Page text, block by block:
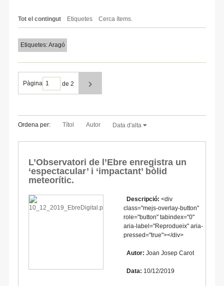
Tot el contingut Etiquetes Cerca ítems.
Etiquetes: Aragó
Pàgina de 2
Ordena per: Títol Autor Data d'alta
L’Observatori de l’Ebre enregistra un
‘espectacular’ i ‘impactant’ bòlid
meteorític.
Descripció: <div
class="mejs-overlay-button"
role="button" tabindex="0"
aria-label="Reprodueix" aria-
pressed="true"></div>
Autor: Joan Josep Carot
Data: 10/12/2019